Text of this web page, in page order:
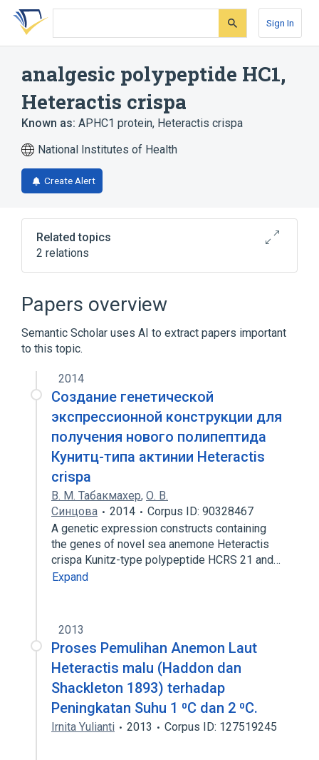
Skip
search
Skip
Skip
account
Sign In
analgesic polypeptide HC1,
Heteractis crispa
Known as: APHC1 protein, Heteractis crispa
National Institutes of Health
Create Alert
Related topics
2 relations
Papers overview
Semantic Scholar uses AI to extract papers important
to this topic.
2014
Создание генетической
экспрессионной конструкции для
получения нового полипептида
Кунитц-типа актинии Heteractis
crispa
В. М. Табакмахер, О. В.
Синцова
2014
Corpus ID: 90328467
А genetic expression constructs containing
the genes of novel sea anemone Heteractis
crispa Kunitz-type polypeptide HCRS 21 and…
Expand
2013
Proses Pemulihan Anemon Laut
Heteractis malu (Haddon dan
Shackleton 1893) terhadap
Peningkatan Suhu 1 ⁰C dan 2 ⁰C.
Irnita Yulianti 2013 Corpus ID: 127519245